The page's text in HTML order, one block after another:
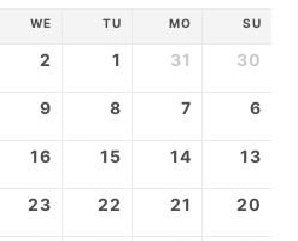
SU
MO
TU
WE
30
31
1
2
6
7
8
9
13
14
15
16
20
21
22
23